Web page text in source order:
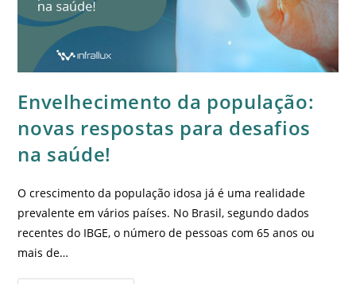
Envelhecimento da população:
novas respostas para desafios
na saúde!
O crescimento da população idosa já é uma realidade
prevalente em vários países. No Brasil, segundo dados
recentes do IBGE, o número de pessoas com 65 anos ou
mais de…